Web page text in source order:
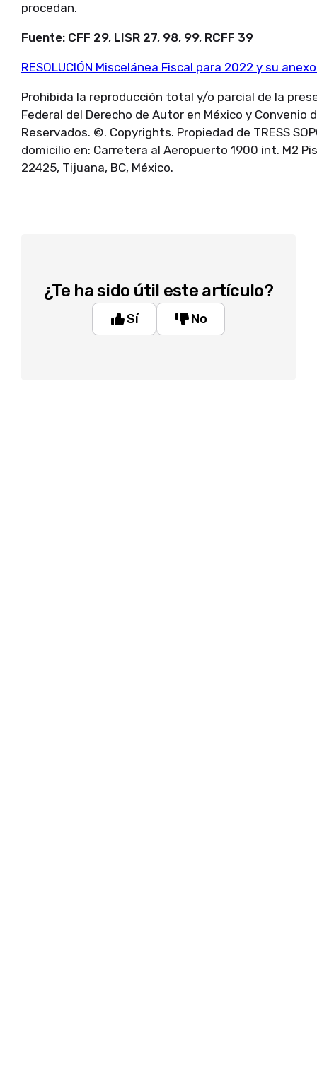
procedan.
Fuente: CFF 29, LISR 27, 98, 99, RCFF 39
RESOLUCIÓN Miscelánea Fiscal para 2022 y su anexo
Prohibida la reproducción total y/o parcial de la
Federal del Derecho de Autor en México y
Reservados. ©. Copyrights. Propiedad de TRESS
domicilio en: Carretera al Aeropuerto 1900 int. M2
22425, Tijuana, BC, México.
¿Te ha sido útil este artículo?
Sí No